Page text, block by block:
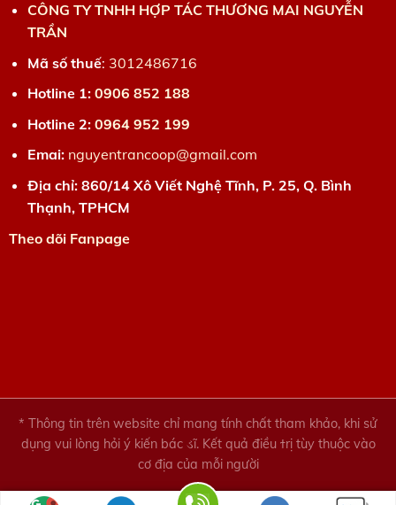
CÔNG TY TNHH HỢP TÁC THƯƠNG MAI NGUYỄN
TRẦN
Mã số thuế: 3012486716
Hotline 1: 0906 852 188
Hotline 2: 0964 952 199
Emai: nguyentrancoop@gmail.com
Địa chỉ: 860/14 Xô Viết Nghệ Tĩnh, P. 25, Q. Bình
Thạnh, TPHCM
Theo dõi Fanpage
* Thông tin trên website chỉ mang tính chất tham khảo, khi sử
dụng vui lòng hỏi ý kiến bác ડĩ. Kết quả điều ϯrị tùy thuộc vào
cơ địa của mỗi người